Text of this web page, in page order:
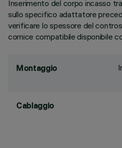
Inserimento del corpo incasso
sullo specifico adattatore
verificare lo spessore del
cornice compatibile disponibile
Montaggio
Cablaggio